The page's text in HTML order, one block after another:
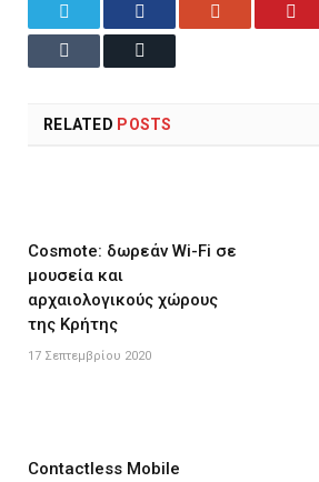
Facebook
RELATED POSTS
Cosmote: δωρεάν Wi-Fi σε
μουσεία και
αρχαιολογικούς χώρους
της Κρήτης
17 Σεπτεμβρίου 2020
Contactless Mobile